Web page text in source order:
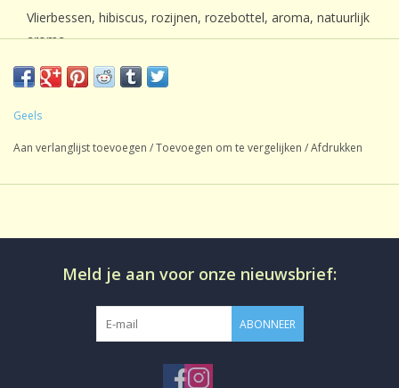
Vlierbessen, hibiscus, rozijnen, rozebottel, aroma, natuurlijk
aroma.
Geels
Aan verlanglijst toevoegen /Toevoegen om te vergelijken /Afdrukken
Meld je aan voor onze nieuwsbrief:
ABONNEER